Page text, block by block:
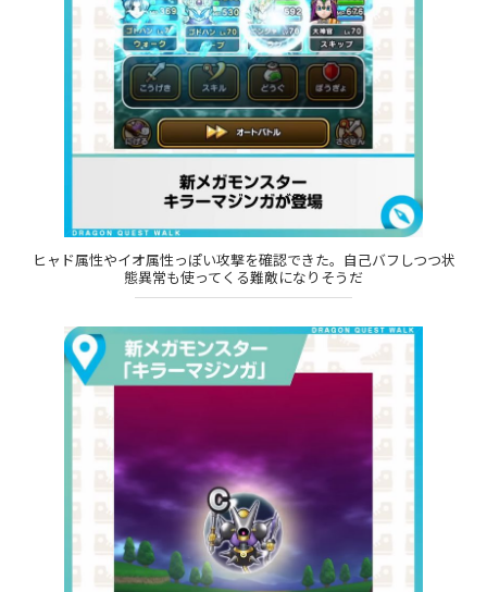
ヒャド属性やイオ属性っぽい攻撃を確認できた。自己バフしつつ状
態異常も使ってくる難敵になりそうだ